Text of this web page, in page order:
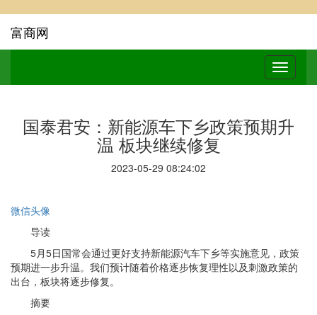
富商网
国泰君安：新能源车下乡政策预期升
温 板块继续修复
2023-05-29 08:24:02
微信头像
导读
5月5日国常会通过更好支持新能源汽车下乡等实施意见，政策
预期进一步升温。我们预计随着价格逐步恢复理性以及刺激政策的
出台，板块将逐步修复。
摘要